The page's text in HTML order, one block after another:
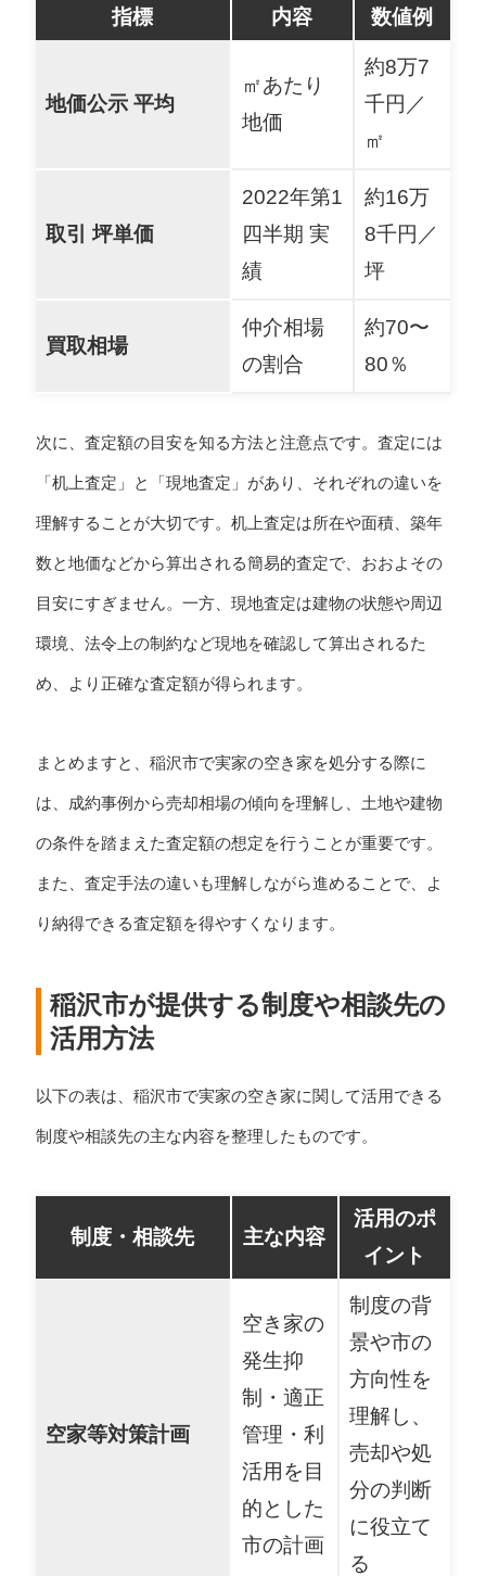
指標 内容 数値例
地価公示 平均
㎡あたり
地価
約8万7
千円／
㎡
取引 坪単価
2022年第1
四半期 実
績
約16万
8千円／
坪
買取相場
仲介相場
の割合
約70〜
80％
次に、査定額の目安を知る方法と注意点です。査定には
「机上査定」と「現地査定」があり、それぞれの違いを
理解することが大切です。机上査定は所在や面積、築年
数と地価などから算出される簡易的査定で、おおよその
目安にすぎません。一方、現地査定は建物の状態や周辺
環境、法令上の制約など現地を確認して算出されるた
め、より正確な査定額が得られます。
まとめますと、稲沢市で実家の空き家を処分する際に
は、成約事例から売却相場の傾向を理解し、土地や建物
の条件を踏まえた査定額の想定を行うことが重要です。
また、査定手法の違いも理解しながら進めることで、よ
り納得できる査定額を得やすくなります。
稲沢市が提供する制度や相談先の
活用方法
以下の表は、稲沢市で実家の空き家に関して活用できる
制度や相談先の主な内容を整理したものです。
制度・相談先 主な内容
活用のポ
イント
空家等対策計画
空き家の
発生抑
制・適正
管理・利
活用を目
的とした
市の計画
制度の背
景や市の
方向性を
理解し、
売却や処
分の判断
に役立て
る